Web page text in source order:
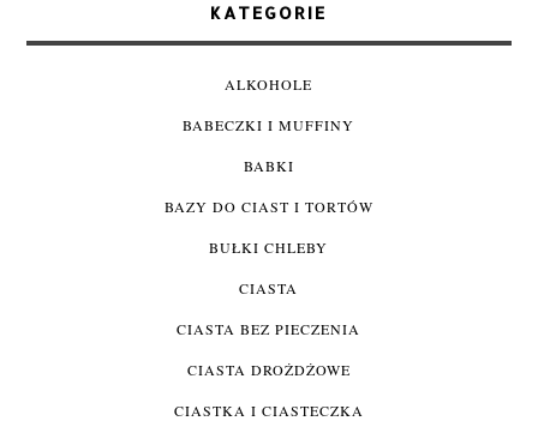
KATEGORIE
ALKOHOLE
BABECZKI I MUFFINY
BABKI
BAZY DO CIAST I TORTÓW
BUŁKI CHLEBY
CIASTA
CIASTA BEZ PIECZENIA
CIASTA DROŻDŻOWE
CIASTKA I CIASTECZKA